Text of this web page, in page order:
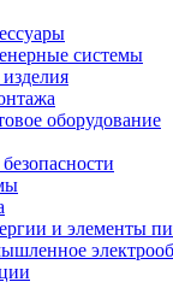
системы
оборудование
и элементы